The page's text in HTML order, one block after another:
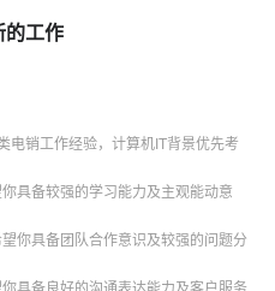
的工作
电销工作经验，计算机IT背景优先考
具备较强的学习能力及主观能动意
你具备团队合作意识及较强的问题分